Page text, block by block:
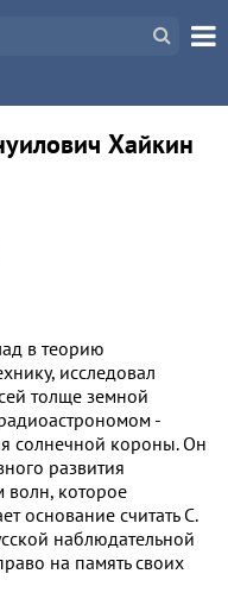
Хайкин
в теорию
исследовал
толще земной
-
солнечной короны. Он
развития
волн, которое
основание считать С.
наблюдательной
на память своих